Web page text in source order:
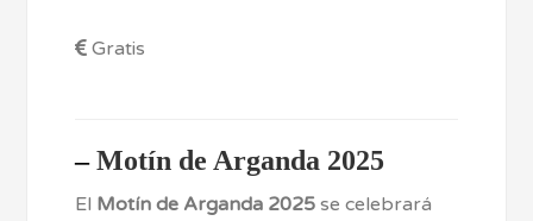
Gratis
–Motín de Arganda 2025
El Motín de Arganda 2025se celebrará